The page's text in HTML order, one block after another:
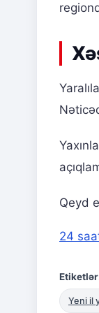
Qeyd
24
Yeni il